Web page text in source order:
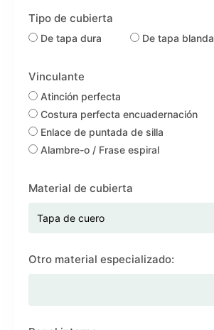
Tipo de cubierta
De tapa dura De tapa blanda
Vinculante
Atinción perfecta
Costura perfecta encuadernación
Enlace de puntada de silla
Alambre-o / Frase espiral
Material de cubierta
Otro material especializado: